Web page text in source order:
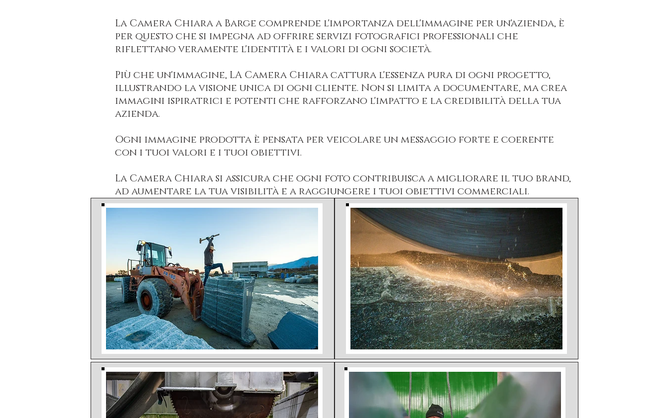
La Camera Chiara a Barge comprende l'importanza dell'immagine per un'azienda, è
per questo che si impegna ad offrire servizi fotografici professionali che
riflettano veramente l'identità e i valori di ogni società.
Più che un'immagine, LA Camera Chiara cattura l'essenza pura di ogni progetto,
illustrando la visione unica di ogni cliente. Non si limita a documentare, ma crea
immagini ispiratrici e potenti che rafforzano l'impatto e la credibilità della tua
azienda.
Ogni immagine prodotta è pensata per veicolare un messaggio forte e coerente
con i tuoi valori e i tuoi obiettivi.
La Camera Chiara si assicura che ogni foto contribuisca a migliorare il tuo brand,
ad aumentare la tua visibilità e a raggiungere i tuoi obiettivi commerciali.